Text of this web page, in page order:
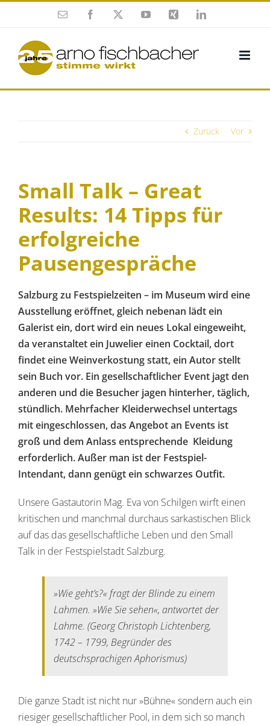
E-
Facebook YouTubeXing LinkedIn
Zurück Vor
Small Talk – Great
Results: 14 Tipps für
erfolgreiche
Pausengespräche
Salzburg zu Festspielzeiten – im Museum wird eine
Ausstellung eröffnet, gleich nebenan lädt ein
Galerist ein, dort wird ein neues Lokal eingeweiht,
da veranstaltet ein Juwelier einen Cocktail, dort
findet eine Weinverkostung statt, ein Autor stellt
sein Buch vor. Ein gesellschaftlicher Event jagt den
anderen und die Besucher jagen hinterher, täglich,
stündlich. Mehrfacher Kleiderwechsel untertags
mit eingeschlossen, das Angebot an Events ist
groß und dem Anlass entsprechende Kleidung
erforderlich. Außer man ist der Festspiel-
Intendant, dann genügt ein schwarzes Outfit.
Unsere Gastautorin Mag. Eva von Schilgen wirft einen
kritischen und manchmal durchaus sarkastischen Blick
auf das das gesellschaftliche Leben und den Small
Talk in der Festspielstadt Salzburg.
»Wie geht’s?« fragt der Blinde zu einem
Lahmen. »Wie Sie sehen«, antwortet der
Lahme. (Georg Christoph Lichtenberg,
1742 – 1799, Begründer des
deutschsprachigen Aphorismus)
Die ganze Stadt ist nicht nur »Bühne« sondern auch ein
riesiger gesellschaftlicher Pool, in dem sich so manch